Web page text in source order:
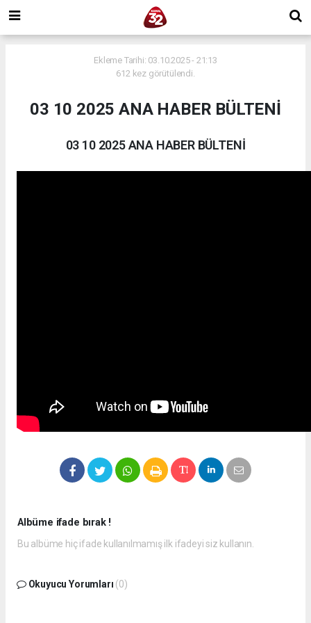
Ekleme Tarihi: 03.10.2025 - 21:13
612 kez görütülendi.
03 10 2025 ANA HABER BÜLTENİ
03 10 2025 ANA HABER BÜLTENİ
Albüme ifade bırak !
Bu albüme hiç ifade kullanılmamış ilk ifadeyi siz kullanın.
Okuyucu Yorumları (0)